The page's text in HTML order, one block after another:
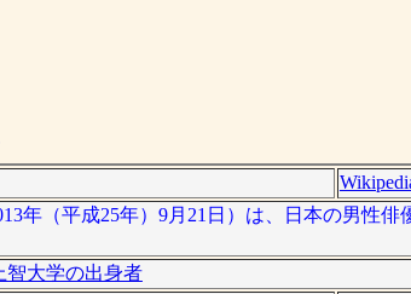
年（平成25年）9月21日）は、日本の男性
智大学の出身者